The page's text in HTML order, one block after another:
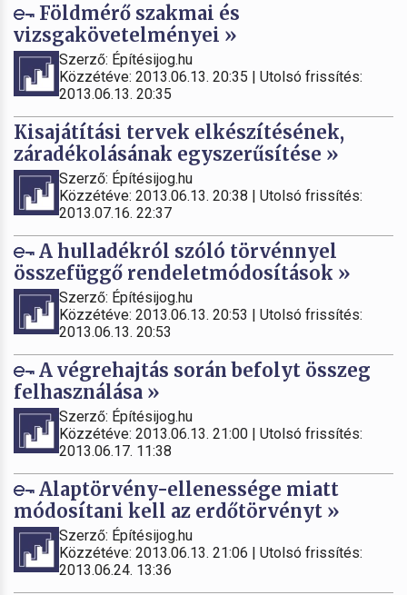
Földmérő szakmai és
vizsgakövetelményei »
Szerző: Építésijog.hu
Közzétéve: 2013.06.13. 20:35 | Utolsó frissítés:
2013.06.13. 20:35
Kisajátítási tervek elkészítésének,
záradékolásának egyszerűsítése »
Szerző: Építésijog.hu
Közzétéve: 2013.06.13. 20:38 | Utolsó frissítés:
2013.07.16. 22:37
A hulladékról szóló törvénnyel
összefüggő rendeletmódosítások »
Szerző: Építésijog.hu
Közzétéve: 2013.06.13. 20:53 | Utolsó frissítés:
2013.06.13. 20:53
A végrehajtás során befolyt összeg
felhasználása »
Szerző: Építésijog.hu
Közzétéve: 2013.06.13. 21:00 | Utolsó frissítés:
2013.06.17. 11:38
Alaptörvény-ellenessége miatt
módosítani kell az erdőtörvényt »
Szerző: Építésijog.hu
Közzétéve: 2013.06.13. 21:06 | Utolsó frissítés:
2013.06.24. 13:36